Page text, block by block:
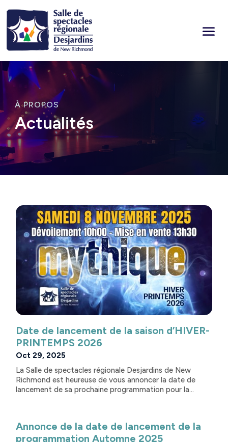
À PROPOS
Actualités
Date de lancement de la saison d’HIVER-
PRINTEMPS 2026
Oct 29, 2025
La Salle de spectacles régionale Desjardins de New
Richmond est heureuse de vous annoncer la date de
lancement de sa prochaine programmation pour la...
Annonce de la date de lancement de la
programmation Automne 2025